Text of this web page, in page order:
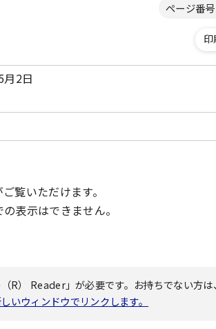
ページ番号
印
2日
覧いただけます。
表示はできません。
R） Reader」が必要です。お持ちでない方
いウィンドウでリンクします。